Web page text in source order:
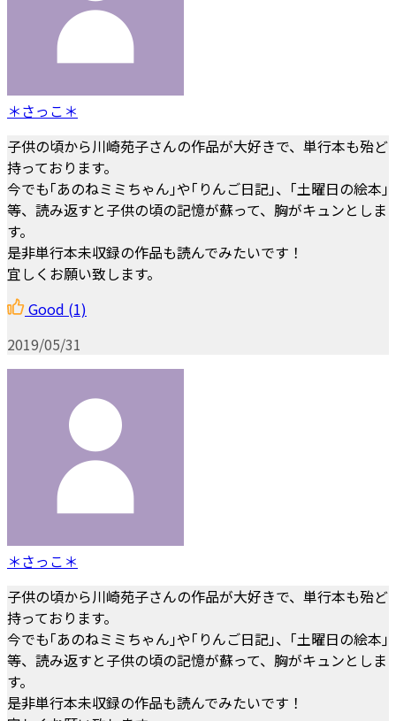
＊さっこ＊
子供の頃から川崎苑子さんの作品が大好きで、単行本も殆ど
持っております。
今でも｢あのねミミちゃん｣や｢りんご日記｣、｢土曜日の絵本｣
等、読み返すと子供の頃の記憶が蘇って、胸がキュンとしま
す。
是非単行本未収録の作品も読んでみたいです！
宜しくお願い致します。
Good (1)
2019/05/31
＊さっこ＊
子供の頃から川崎苑子さんの作品が大好きで、単行本も殆ど
持っております。
今でも｢あのねミミちゃん｣や｢りんご日記｣、｢土曜日の絵本｣
等、読み返すと子供の頃の記憶が蘇って、胸がキュンとしま
す。
是非単行本未収録の作品も読んでみたいです！